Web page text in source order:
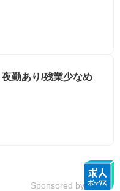
勤あり/残業少なめ
Sponsored by